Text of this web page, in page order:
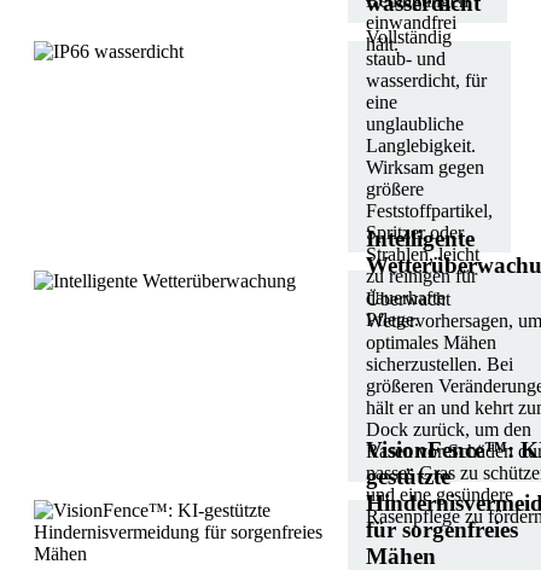
einwandfrei
hält.
Vollständig
staub- und
wasserdicht, für
eine
unglaubliche
Langlebigkeit.
Wirksam gegen
größere
Feststoffpartikel,
Spritzer oder
Strahlen, leicht
zu reinigen für
dauerhafte
Pflege.
Intelligente
Überwacht
Wettervorhersagen, um
optimales Mähen
sicherzustellen. Bei
größeren
hält er an und kehrt
Dock zurück, um den
Rasen vor Schäden
nasses Gras zu
und eine gesündere
Rasenpflege zu
VisionFence™:
gestützte
für sorgenfreies
Mähen